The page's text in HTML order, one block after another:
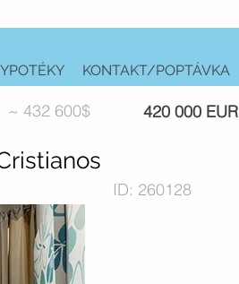
KONTAKT/POPTÁVKA
~ 432 600$ 420 000 EUR
ID: 260128